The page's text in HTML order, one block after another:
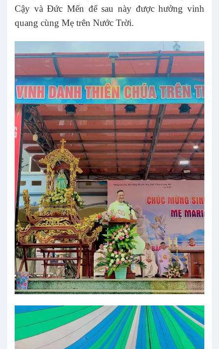
Cậy và Đức Mến để sau này được hưởng vinh
quang cùng Mẹ trên Nước Trời.